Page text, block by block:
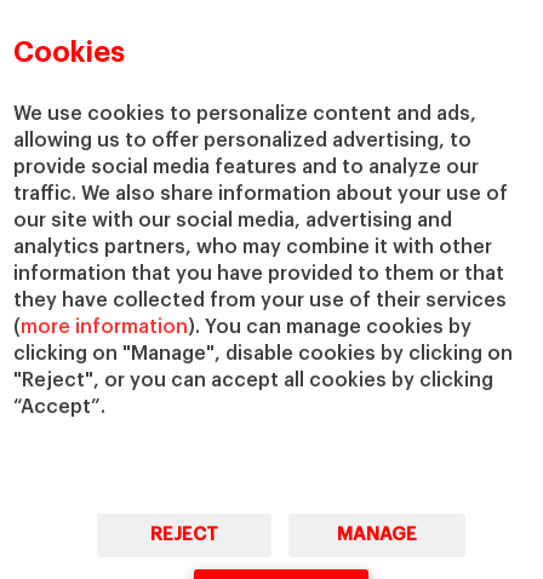
Cookies
We use cookies to personalize content and ads,
allowing us to offer personalized advertising, to
provide social media features and to analyze our
traffic. We also share information about your use of
our site with our social media, advertising and
analytics partners, who may combine it with other
information that you have provided to them or that
they have collected from your use of their services
(more information). You can manage cookies by
clicking on "Manage", disable cookies by clicking on
"Reject", or you can accept all cookies by clicking
“Accept”.
REJECT MANAGE
Departamentos académicos
Cátedras
IESE Insight
IESE Publishing
Nuestro impacto
Colabora con el IESE
Servicios
Biblioteca
Canal de Compliance
Capellanía
IESE Shop
Jobs @IESE
Préstamos y becas